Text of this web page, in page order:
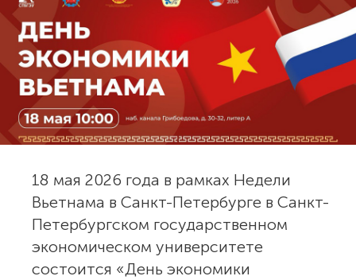
18 мая 2026 года в рамках Недели
Вьетнама в Санкт-Петербурге в Санкт-
Петербургском государственном
экономическом университете
состоится «День экономики